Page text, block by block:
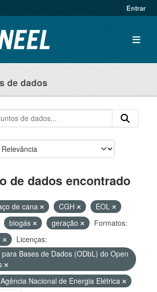
Entrar
de dados
de dados encontrado
de cana CGH
EOL
biogás geração
Formatos:
Licenças:
Bases de Dados (ODbL) do Open
Agência Nacional de Energia Elétrica